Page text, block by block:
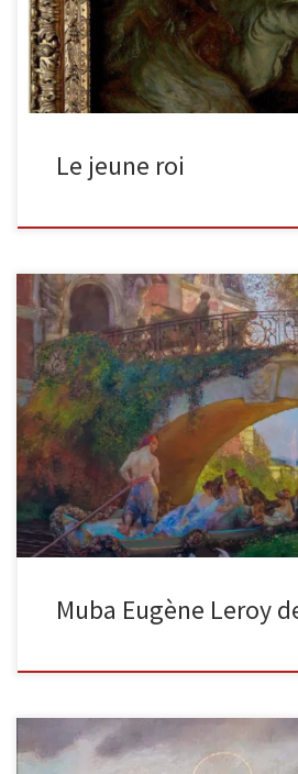
Le jeune roi
L’enfant prodigue Huile sur toile • 165 x
Touche (1854–1913) est né un siècle trop
Muba Eugène Leroy